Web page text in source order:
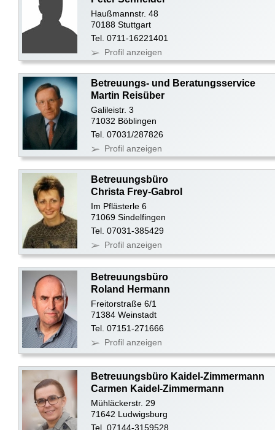
Haußmannstr. 48
70188 Stuttgart
Tel. 0711-16221401
Profil anzeigen
Betreuungs- und Beratungsservice
Martin Reisüber
Galileistr. 3
71032 Böblingen
Tel. 07031/287826
Profil anzeigen
Betreuungsbüro
Christa Frey-Gabrol
Im Pflästerle 6
71069 Sindelfingen
Tel. 07031-385429
Profil anzeigen
Betreuungsbüro
Roland Hermann
Freitorstraße 6/1
71384 Weinstadt
Tel. 07151-271666
Profil anzeigen
Betreuungsbüro Kaidel-Zimmermann
Carmen Kaidel-Zimmermann
Mühläckerstr. 29
71642 Ludwigsburg
Tel. 07144-3159528